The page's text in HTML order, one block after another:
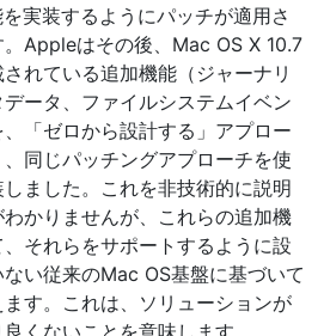
実装するようにパッチが適用さ
。Appleはその後、Mac OS X 10.7
れている追加機能（ジャーナリ
データ、ファイルシステムイベン
、「ゼロから設計する」アプロー
同じパッチングアプローチを使
しました。これを非技術的に説明
かりませんが、これらの追加機
それらをサポートするように設
い従来のMac OS基盤に基づいて
す。これは、ソリューションが
くないことを意味します。